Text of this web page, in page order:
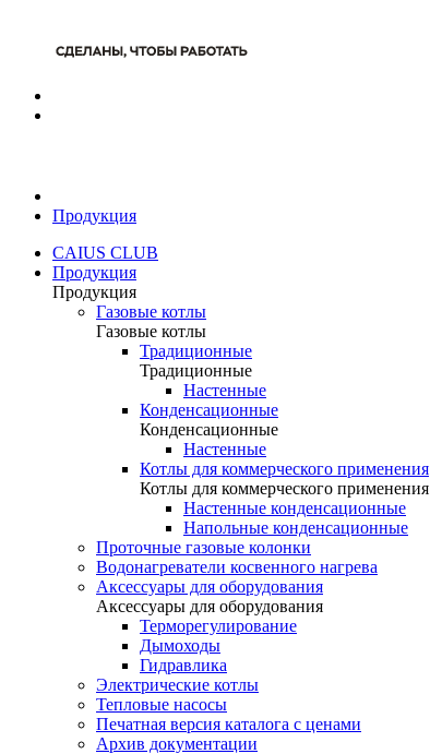
Продукция
CAIUS CLUB
Продукция
Продукция
Газовые котлы
Газовые котлы
Традиционные
Традиционные
Настенные
Конденсационные
Конденсационные
Настенные
Котлы для коммерческого применения
Котлы для коммерческого применения
Настенные конденсационные
Напольные конденсационные
Проточные газовые колонки
Водонагреватели косвенного нагрева
Аксессуары для оборудования
Аксессуары для оборудования
Терморегулирование
Дымоходы
Гидравлика
Электрические котлы
Тепловые насосы
Печатная версия каталога с ценами
Архив документации